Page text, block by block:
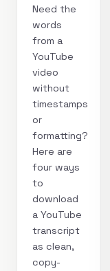
Need the
words
from a
YouTube
video
without
timestamps
or
formatting?
Here are
four ways
to
download
a YouTube
transcript
as clean,
copy-